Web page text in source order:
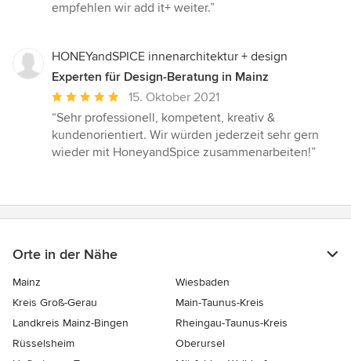
empfehlen wir add it+ weiter.”
HONEYandSPICE innenarchitektur + design
Experten für Design-Beratung in Mainz
Durchschnittliche
Bewertung:
5
von
15. Oktober 2021
“Sehr professionell, kompetent, kreativ &
kundenorientiert. Wir würden jederzeit sehr gern
wieder mit HoneyandSpice zusammenarbeiten!”
Orte in der Nähe
Mainz
Wiesbaden
Kreis Groß-Gerau
Main-Taunus-Kreis
Landkreis Mainz-Bingen
Rheingau-Taunus-Kreis
Rüsselsheim
Oberursel